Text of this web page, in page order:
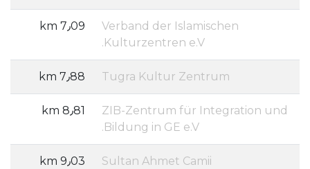
Verband der Islamischen
Kulturzentren e.V.
7٫09 km
Tugra Kultur Zentrum 7٫88 km
ZIB-Zentrum für Integration und
Bildung in GE e.V.
8٫81 km
Sultan Ahmet Camii 9٫03 km